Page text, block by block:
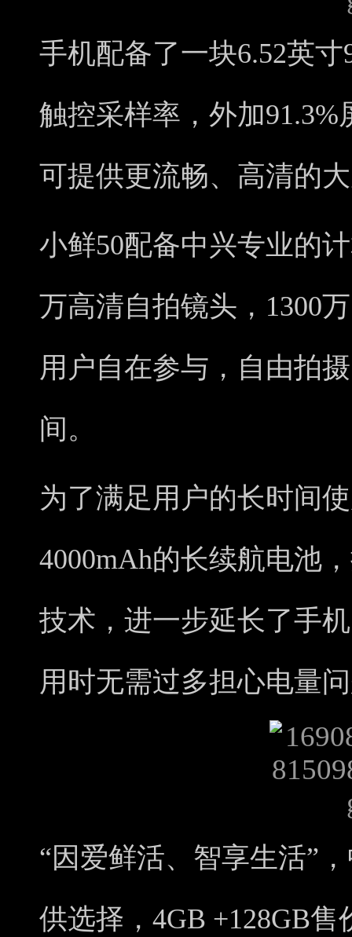
手机配备了一块6.52英
触控采样率，外加
可提供更流畅、高清的
小鲜50配备中兴专业的
万高清自拍镜头，1300
用户自在参与，自由拍
间。
为了满足用户的长时间
4000mAh的长续航电池
技术，进一步延长了手
用时无需过多担心电量
“因爱鲜活、智享生活”
供选择，4GB +128GB售